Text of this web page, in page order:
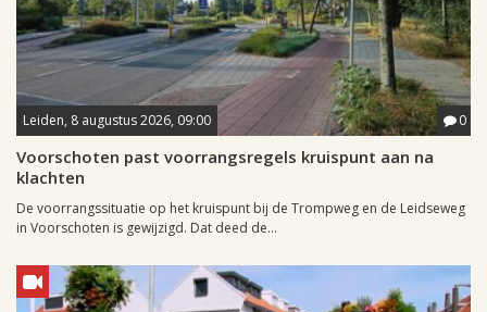
Leiden, 8 augustus 2026, 09:00 0
Voorschoten past voorrangsregels kruispunt aan na
klachten
De voorrangssituatie op het kruispunt bij de Trompweg en de Leidseweg
in Voorschoten is gewijzigd. Dat deed de...